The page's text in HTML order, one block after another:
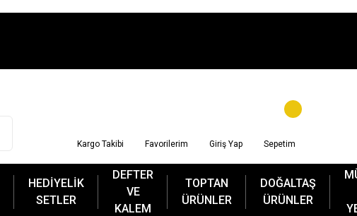
Kargo Takibi Favorilerim Giriş Yap Sepetim
HEDİYELİK
SETLER
DEFTER
VE
KALEM
TOPTAN
ÜRÜNLER
DOĞALTAŞ
ÜRÜNLER